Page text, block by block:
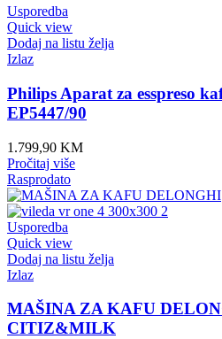
Usporedba
Quick view
Dodaj na listu želja
Izlaz
Philips Aparat za esspreso
EP5447/90
1.799,90 KM
Pročitaj više
Rasprodato
Usporedba
Quick view
Dodaj na listu želja
Izlaz
MAŠINA ZA KAFU
CITIZ&MILK